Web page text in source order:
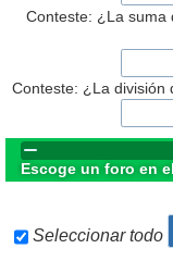
Conteste: ¿La suma
Conteste: ¿La división
Escoge un foro en
Seleccionar todo